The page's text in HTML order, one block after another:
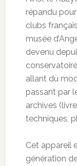
répandu
clubs
musée
devenu
allant du
passant par
archives
techniques,
Cet appareil
génération